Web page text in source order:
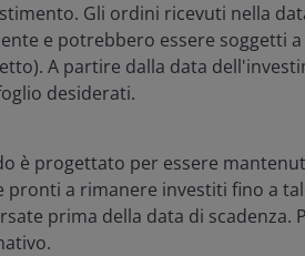
Gli ordini ricevuti nella
e potrebbero essere soggetti
A partire dalla data
desiderati.
è progettato per essere
pronti a rimanere investiti fino a
prima della data di